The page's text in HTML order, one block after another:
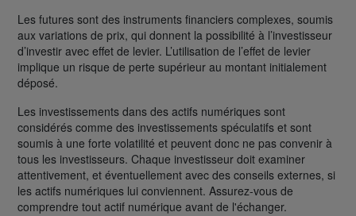
Les futures sont des instruments financiers complexes, soumis
aux variations de prix, qui donnent la possibilité à l’investisseur
d’investir avec effet de levier. L’utilisation de l’effet de levier
implique un risque de perte supérieur au montant initialement
déposé.
Les investissements dans des actifs numériques sont
considérés comme des investissements spéculatifs et sont
soumis à une forte volatilité et peuvent donc ne pas convenir à
tous les investisseurs. Chaque investisseur doit examiner
attentivement, et éventuellement avec des conseils externes, si
les actifs numériques lui conviennent. Assurez-vous de
comprendre tout actif numérique avant de l'échanger.